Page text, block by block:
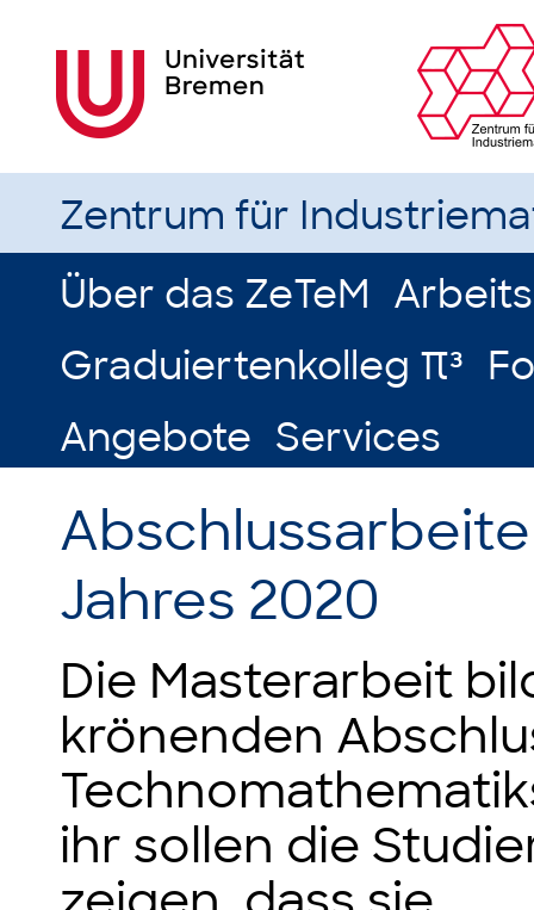
Zentrum für
Über das ZeTeM
Graduiertenkolleg π³
Angebote Services
Jahres 2020
Die Masterarbeit
krönenden
ihr sollen die